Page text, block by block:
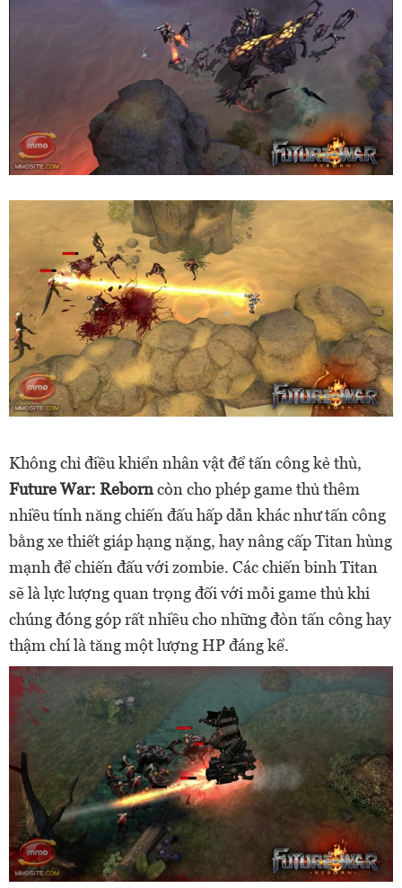
Không chỉ điều khiển nhân vật để tấn công kẻ thù,
Future War: Reborncòn cho phép game thủ thêm
nhiều tính năng chiến đấu hấp dẫn khác như tấn công
bằng xe thiết giáp hạng nặng, hay nâng cấp Titan hùng
mạnh để chiến đấu với zombie. Các chiến binh Titan
sẽ là lực lượng quan trọng đối với mỗi game thủ khi
chúng đóng góp rất nhiều cho những đòn tấn công hay
thậm chí là tăng một lượng HP đáng kể.